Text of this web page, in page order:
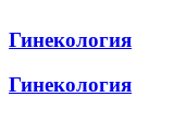
Гинекология
Гинекология